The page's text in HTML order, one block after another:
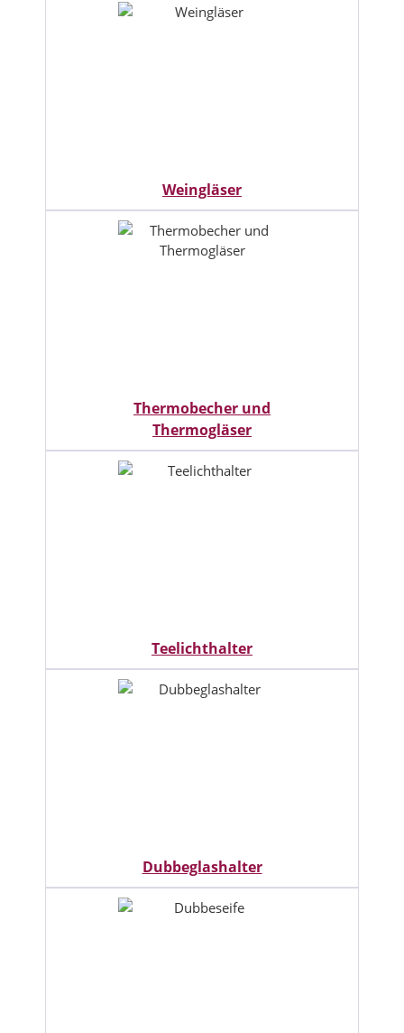
Weingläser
Thermobecher und
Thermogläser
Teelichthalter
Dubbeglashalter